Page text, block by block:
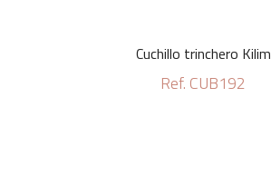
Cuchillo trinchero Kilim
Ref. CUB192